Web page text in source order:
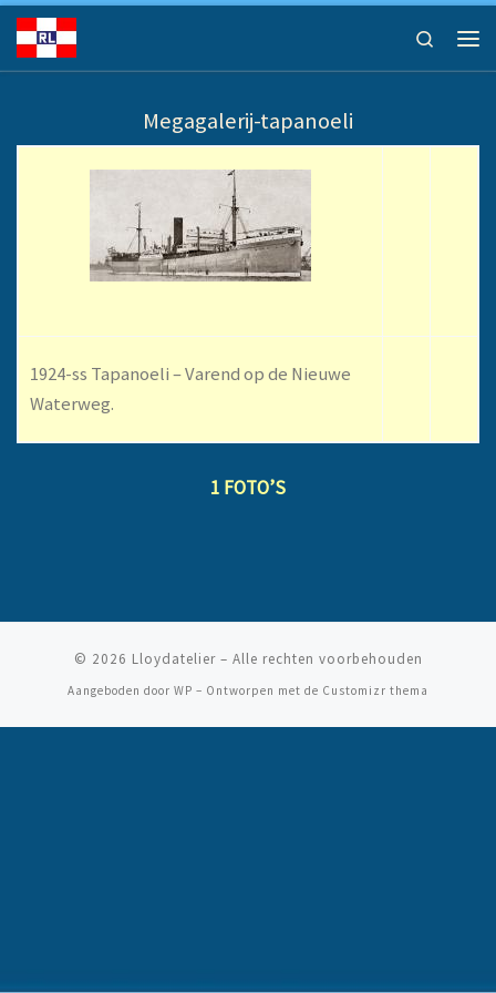
Ga naar inhoud
Search
Megagalerij-tapanoeli
1924-ss Tapanoeli – Varend op de Nieuwe
Waterweg.
1 FOTO’S
© 2026 Lloydatelier– Alle rechten voorbehouden
Aangeboden door WP – Ontworpen met de Customizr thema